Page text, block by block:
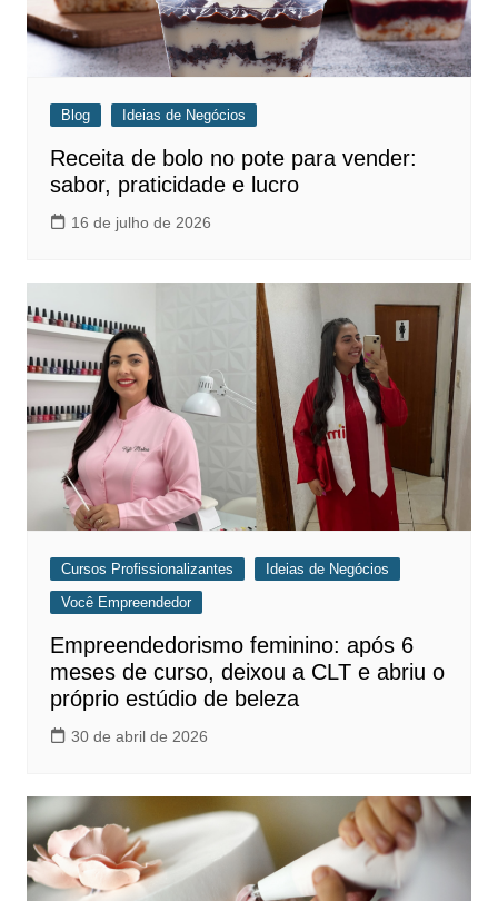
Blog Ideias de Negócios
Receita de bolo no pote para vender:
sabor, praticidade e lucro
16 de julho de 2026
Cursos Profissionalizantes
Ideias de Negócios
Você Empreendedor
Empreendedorismo feminino: após 6
meses de curso, deixou a CLT e abriu o
próprio estúdio de beleza
30 de abril de 2026